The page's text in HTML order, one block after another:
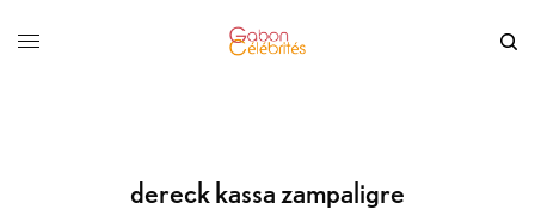
dereck kassa zampaligre